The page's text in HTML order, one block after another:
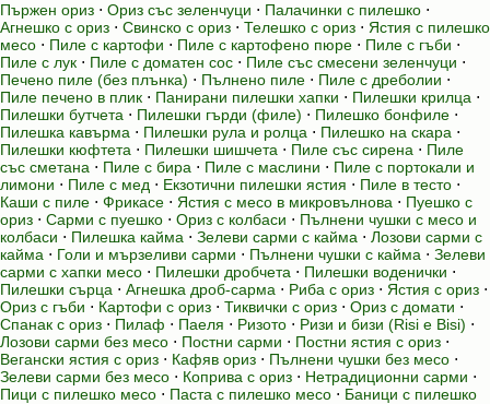
Пържен ориз ⋅ Ориз със зеленчуци ⋅ Палачинки с пилешко ⋅
Агнешко с ориз ⋅ Свинско с ориз ⋅ Телешко с ориз ⋅ Ястия с пилешко
месо ⋅ Пиле с картофи ⋅ Пиле с картофено пюре ⋅ Пиле с гъби ⋅
Пиле с лук ⋅ Пиле с доматен сос ⋅ Пиле със смесени зеленчуци ⋅
Печено пиле (без плънка) ⋅ Пълнено пиле ⋅ Пиле с дреболии ⋅
Пиле печено в плик ⋅ Панирани пилешки хапки ⋅ Пилешки крилца ⋅
Пилешки бутчета ⋅ Пилешки гърди (филе) ⋅ Пилешко бонфиле ⋅
Пилешка кавърма ⋅ Пилешки рула и ролца ⋅ Пилешко на скара ⋅
Пилешки кюфтета ⋅ Пилешки шишчета ⋅ Пиле със сирена ⋅ Пиле
със сметана ⋅ Пиле с бира ⋅ Пиле с маслини ⋅ Пиле с портокали и
лимони ⋅ Пиле с мед ⋅ Екзотични пилешки ястия ⋅ Пиле в тесто ⋅
Каши с пиле ⋅ Фрикасе ⋅ Ястия с месо в микровълнова ⋅ Пуешко с
ориз ⋅ Сарми с пуешко ⋅ Ориз с колбаси ⋅ Пълнени чушки с месо и
колбаси ⋅ Пилешка кайма ⋅ Зелеви сарми с кайма ⋅ Лозови сарми с
кайма ⋅ Голи и мързеливи сарми ⋅ Пълнени чушки с кайма ⋅ Зелеви
сарми с хапки месо ⋅ Пилешки дробчета ⋅ Пилешки воденички ⋅
Пилешки сърца ⋅ Агнешка дроб-сарма ⋅ Риба с ориз ⋅ Ястия с ориз ⋅
Ориз с гъби ⋅ Картофи с ориз ⋅ Тиквички с ориз ⋅ Ориз с домати ⋅
Спанак с ориз ⋅ Пилаф ⋅ Паеля ⋅ Ризото ⋅ Ризи и бизи (Risi e Bisi) ⋅
Лозови сарми без месо ⋅ Постни сарми ⋅ Постни ястия с ориз ⋅
Вегански ястия с ориз ⋅ Кафяв ориз ⋅ Пълнени чушки без месо ⋅
Зелеви сарми без месо ⋅ Коприва с ориз ⋅ Нетрадиционни сарми ⋅
Пици с пилешко месо ⋅ Паста с пилешко месо ⋅ Баници с пилешко